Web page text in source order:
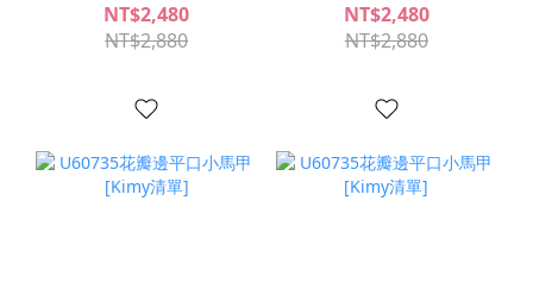
NT$2,480
NT$2,880
NT$2,480
NT$2,880